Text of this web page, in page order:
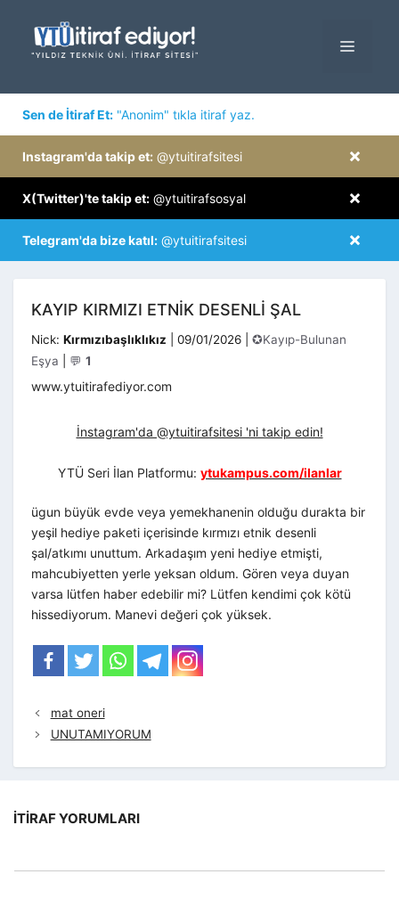
MENÜ
Sen de İtiraf Et: "Anonim" tıkla itiraf yaz.
×
Instagram'da takip et: @ytuitirafsitesi
×
X(Twitter)'te takip et: @ytuitirafsosyal
×
Telegram'da bize katıl: @ytuitirafsitesi
KAYIP KIRMIZI ETNIK DESENLI ŞAL
Nick: Kırmızıbaşlıklıkız 09/01/2026 Kategoriler
✪Kayıp-Bulunan
Eşya
💬 1
www.ytuitirafediyor.com
İnstagram'da @ytuitirafsitesi 'ni takip edin!
YTÜ Seri İlan Platformu: ytukampus.com/ilanlar
ügun büyük evde veya yemekhanenin olduğu durakta bir
yeşil hediye paketi içerisinde kırmızı etnik desenli
şal/atkımı unuttum. Arkadaşım yeni hediye etmişti,
mahcubiyetten yerle yeksan oldum. Gören veya duyan
varsa lütfen haber edebilir mi? Lütfen kendimi çok kötü
hissediyorum. Manevi değeri çok yüksek.
mat oneri
UNUTAMIYORUM
İTIRAF YORUMLARI